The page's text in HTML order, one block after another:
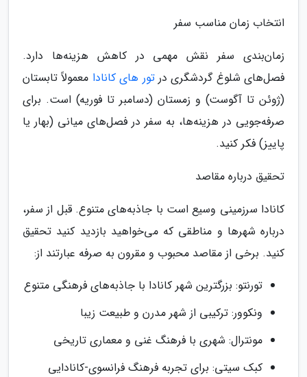
انتخاب زمان مناسب سفر
زمان‌بندی سفر نقش مهمی در کاهش هزینه‌ها دارد.
فصل‌های شلوغ گردشگری درتور های کانادا معمولاً تابستان
(ژوئن تا آگوست) و زمستان (دسامبر تا فوریه) است. برای
صرفه‌جویی در هزینه‌ها، به سفر در فصل‌های میانی (بهار یا
پاییز) فکر کنید.
تحقیق درباره مقاصد
کانادا سرزمینی وسیع است با جاذبه‌های متنوع. قبل از سفر،
درباره شهرها و مناطقی که می‌خواهید بازدید کنید تحقیق
کنید. برخی از مقاصد محبوب و مقرون به صرفه عبارتند از:
تورنتو: بزرگترین شهر کانادا با جاذبه‌های فرهنگی متنوع
ونکوور: ترکیبی از شهر مدرن و طبیعت زیبا
مونترال: شهری با فرهنگ غنی و معماری تاریخی
کبک سیتی: برای تجربه فرهنگ فرانسوی-کانادایی